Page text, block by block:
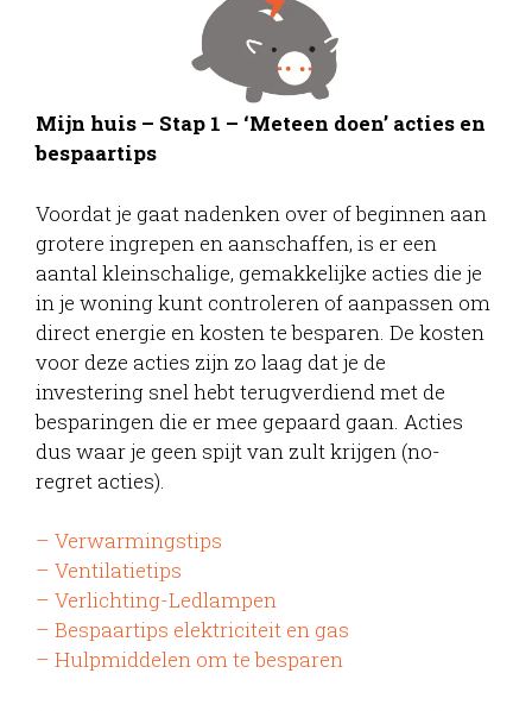
Mijn huis – Stap 1 – ‘Meteen doen’ acties en
bespaartips
Voordat je gaat nadenken over of beginnen aan
grotere ingrepen en aanschaffen, is er een
aantal kleinschalige, gemakkelijke acties die je
in je woning kunt controleren of aanpassen om
direct energie en kosten te besparen. De kosten
voor deze acties zijn zo laag dat je de
investering snel hebt terugverdiend met de
besparingen die er mee gepaard gaan. Acties
dus waar je geen spijt van zult krijgen (no-
regret acties).
– Verwarmingstips
– Ventilatietips
– Verlichting-Ledlampen
– Bespaartips elektriciteit en gas
– Hulpmiddelen om te besparen